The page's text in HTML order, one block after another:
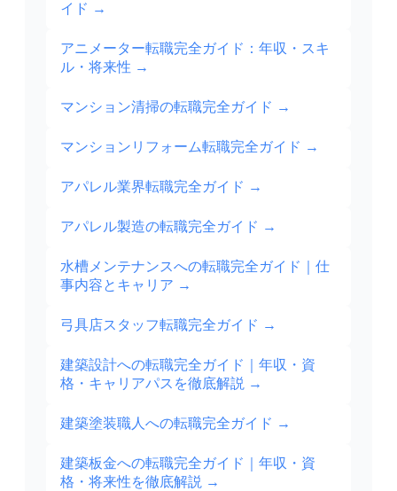
イド →
アニメーター転職完全ガイド：年収・スキ
ル・将来性 →
マンション清掃の転職完全ガイド →
マンションリフォーム転職完全ガイド →
アパレル業界転職完全ガイド →
アパレル製造の転職完全ガイド →
水槽メンテナンスへの転職完全ガイド｜仕
事内容とキャリア →
弓具店スタッフ転職完全ガイド →
建築設計への転職完全ガイド｜年収・資
格・キャリアパスを徹底解説 →
建築塗装職人への転職完全ガイド →
建築板金への転職完全ガイド｜年収・資
格・将来性を徹底解説 →